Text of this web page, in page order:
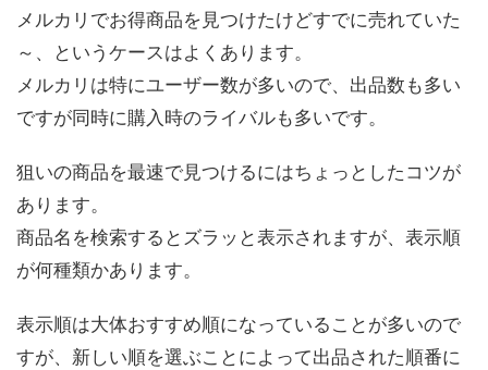
メルカリでお得商品を見つけたけどすでに売れていた
～、というケースはよくあります。
メルカリは特にユーザー数が多いので、出品数も多い
ですが同時に購入時のライバルも多いです。
狙いの商品を最速で見つけるにはちょっとしたコツが
あります。
商品名を検索するとズラッと表示されますが、表示順
が何種類かあります。
表示順は大体おすすめ順になっていることが多いので
すが、新しい順を選ぶことによって出品された順番に